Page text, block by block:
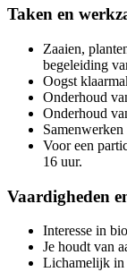
Taken en
Zaaien,
begeleiding
Oogst
Onderhoud
Onderhoud
Voor een
16 uur.
Vaardigheden
Interesse in
Je houdt van
Lichamelijk in